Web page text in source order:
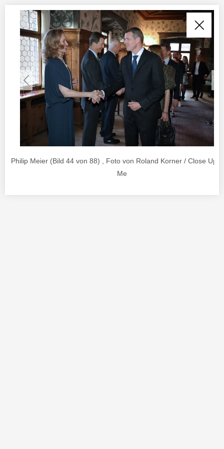
Philip Meier (Bild 44 von 88) , Foto von Roland Korner / Close Up
Me